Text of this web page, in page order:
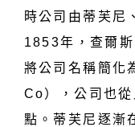
時公司由蒂芙尼
1853年，查爾斯
將公司名稱簡化
Co），公司也
點。蒂芙尼逐漸